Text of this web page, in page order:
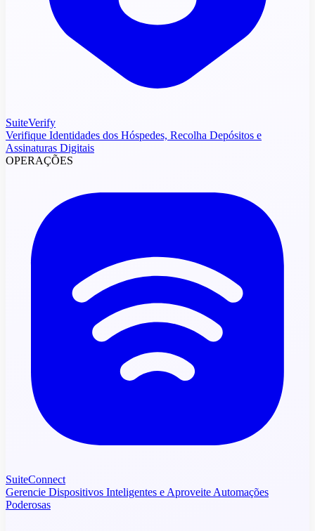
SuiteVerify
Verifique Identidades dos Hóspedes, Recolha Depósitos e
Assinaturas Digitais
OPERAÇÕES
SuiteConnect
Gerencie Dispositivos Inteligentes e Aproveite Automações
Poderosas